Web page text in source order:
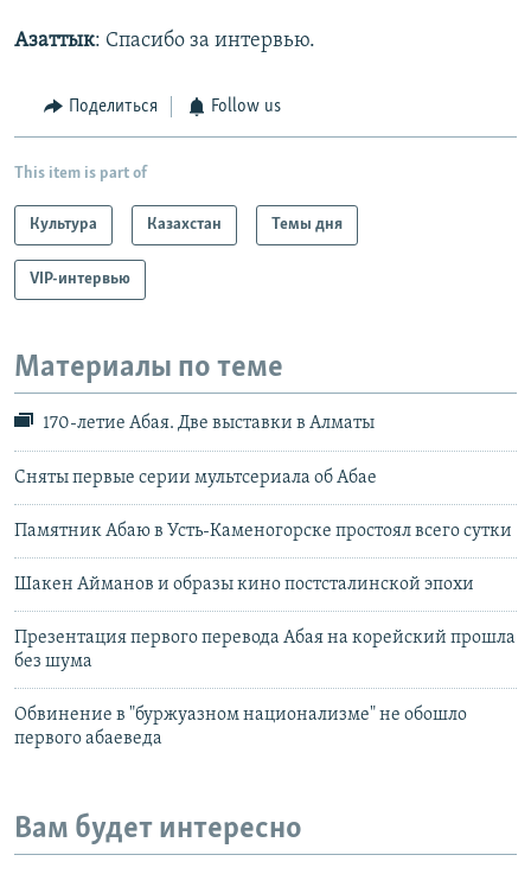
Азаттык: Спасибо за интервью.
Поделиться Follow us
This item is part of
Культура Казахстан Темы дня
VIP-интервью
Материалы по теме
170-летие Абая. Две выставки в Алматы
Сняты первые серии мультсериала об Абае
Памятник Абаю в Усть-Каменогорске простоял всего сутки
Шакен Айманов и образы кино постсталинской эпохи
Презентация первого перевода Абая на корейский прошла
без шума
Обвинение в "буржуазном национализме" не обошло
первого абаеведа
Вам будет интересно